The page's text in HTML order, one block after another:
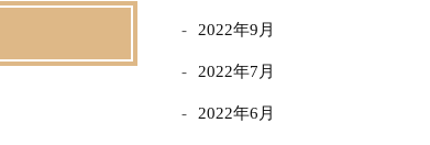
2022年9月
2022年7月
2022年6月